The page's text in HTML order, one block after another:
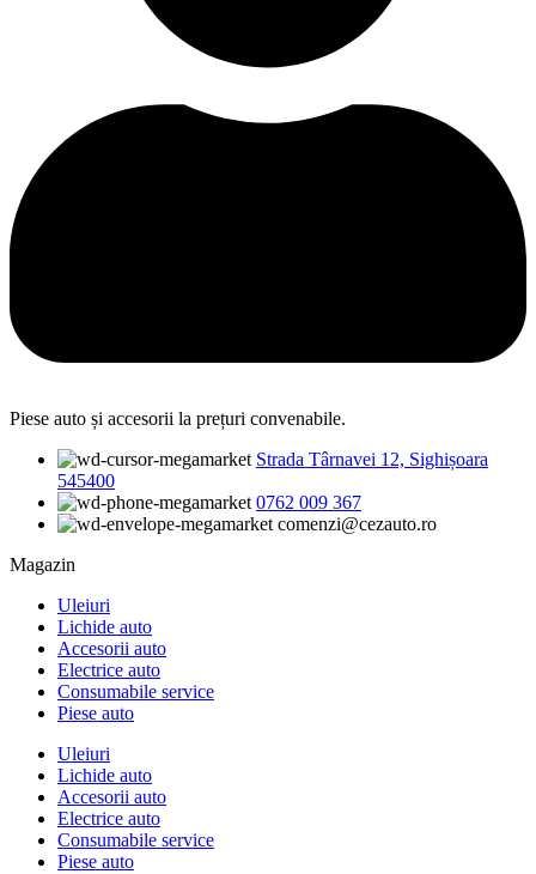
Piese auto și accesorii la prețuri convenabile.
Strada Târnavei 12, Sighișoara
545400
0762 009 367
comenzi@cezauto.ro
Magazin
Uleiuri
Lichide auto
Accesorii auto
Electrice auto
Consumabile service
Piese auto
Uleiuri
Lichide auto
Accesorii auto
Electrice auto
Consumabile service
Piese auto